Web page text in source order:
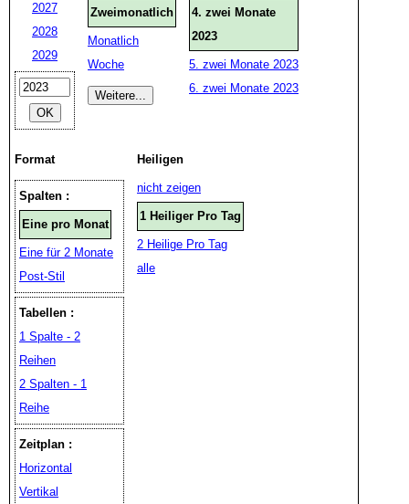
2027
2028
2029
Zweimonatlich
Monatlich
Woche
4. zwei Monate
2023
5. zwei Monate 2023
6. zwei Monate 2023
Format
Spalten :
Eine pro Monat
Eine für 2 Monate
Post-Stil
Tabellen :
1 Spalte - 2
Reihen
2 Spalten - 1
Reihe
Zeitplan :
Horizontal
Vertikal
Heiligen
nicht zeigen
1 Heiliger Pro Tag
2 Heilige Pro Tag
alle